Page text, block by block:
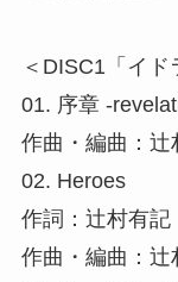
＜DISC1「イド
01. 序章 -
作曲・編曲：辻
02. Heroes
作詞：辻村有記
作曲・編曲：辻